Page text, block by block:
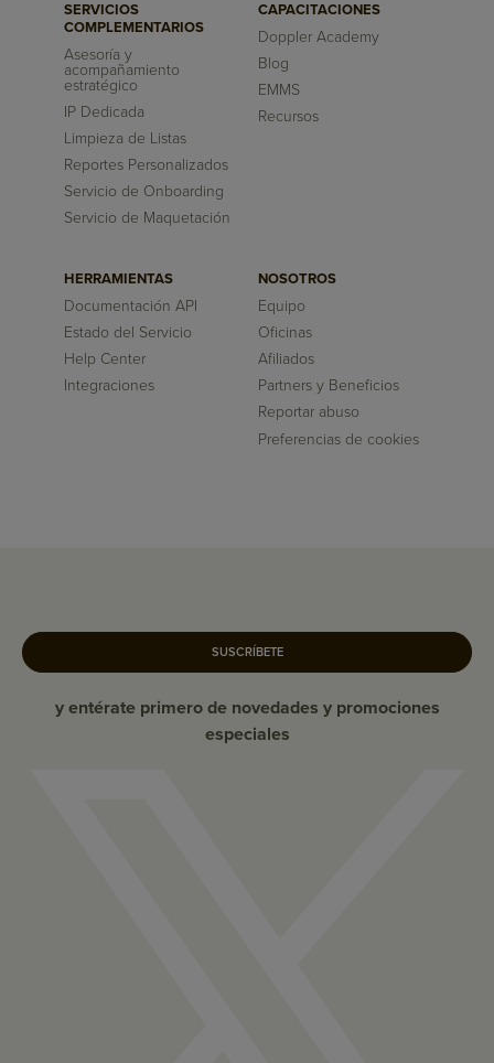
SERVICIOS
COMPLEMENTARIOS
Asesoría y
acompañamiento
estratégico
IP Dedicada
Limpieza de Listas
Reportes Personalizados
Servicio de Onboarding
Servicio de Maquetación
CAPACITACIONES
Doppler Academy
Blog
EMMS
Recursos
HERRAMIENTAS
Documentación API
Estado del Servicio
Help Center
Integraciones
NOSOTROS
Equipo
Oficinas
Afiliados
Partners y Beneficios
Reportar abuso
Preferencias de cookies
SUSCRÍBETE
y entérate primero de novedades y promociones
especiales